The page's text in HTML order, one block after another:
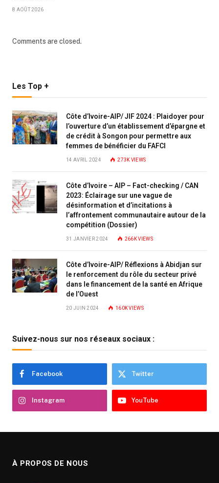
8 AOÛT 2026
Comments are closed.
Les Top +
Côte d’Ivoire-AIP/ JIF 2024 : Plaidoyer pour
l’ouverture d’un établissement d’épargne et
de crédit à Songon pour permettre aux
femmes de bénéficier du FAFCI
14 AVRIL 2024 273K VIEWS
Côte d’Ivoire – AIP – Fact-checking / CAN
2023: Éclairage sur une vague de
désinformation et d’incitations à
l’affrontement communautaire autour de la
compétition (Dossier)
31 JANVIER 2024 266KVIEWS
Côte d’Ivoire-AIP/ Réflexions à Abidjan sur
le renforcement du rôle du secteur privé
dans le financement de la santé en Afrique
de l’Ouest
20 JUIN 2024 160KVIEWS
Suivez-nous sur nos réseaux sociaux :
Facebook Twitter
Instagram YouTube
À PROPOS DE NOUS